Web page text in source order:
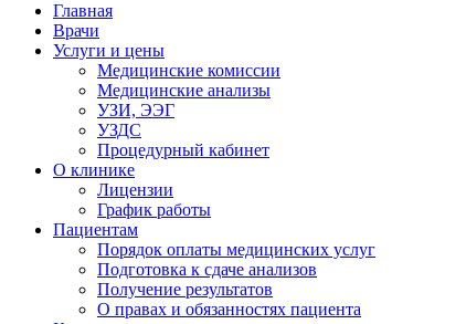
Главная
Врачи
Услуги и цены
Медицинские комиссии
Медицинские анализы
УЗИ, ЭЭГ
УЗДС
Процедурный кабинет
О клинике
Лицензии
График работы
Пациентам
Порядок оплаты медицинских услуг
Подготовка к сдаче анализов
Получение результатов
О правах и обязанностях пациента